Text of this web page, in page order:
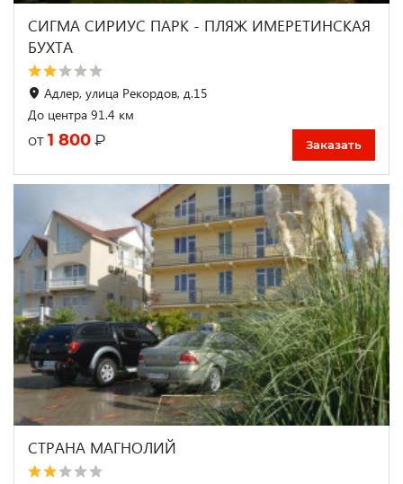
СИГМА СИРИУС ПАРК - ПЛЯЖ ИМЕРЕТИНСКАЯ
БУХТА
Адлер, улица Рекордов, д.15
До центра 91.4 км
от 1 800 ₽ Заказать
СТРАНА МАГНОЛИЙ